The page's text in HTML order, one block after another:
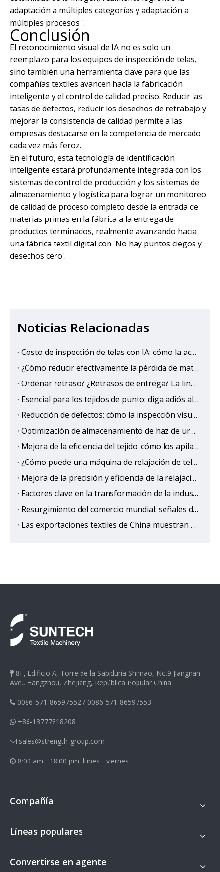
adaptación a múltiples categorías y adaptación a
múltiples procesos '.
Conclusión
El reconocimiento visual de IA no es solo un
reemplazo para los equipos de inspección de telas,
sino también una herramienta clave para que las
compañías textiles avancen hacia la fabricación
inteligente y el control de calidad preciso. Reducir las
tasas de defectos, reducir los desechos de retrabajo y
mejorar la consistencia de calidad permite a las
empresas destacarse en la competencia de mercado
cada vez más feroz.
En el futuro, esta tecnología de identificación
inteligente estará profundamente integrada con los
sistemas de control de producción y los sistemas de
almacenamiento y logística para lograr un monitoreo
de calidad de proceso completo desde la entrada de
materias primas en la fábrica a la entrega de
productos terminados, realmente avanzando hacia
una fábrica textil digital con 'No hay puntos ciegos y
desechos cero'.
Noticias Relacionadas
Costo de inspección de telas con IA: cómo la actualización al control de calidad automatizado ahorra dinero a largo plazo
¿Cómo reducir efectivamente la pérdida de material y el manejo de costos a través del apilador de haz?
Ordenar retraso? ¿Retrasos de entrega? La línea de inspección y empaque de telas inteligentes logra 'Lightning Fast '!
Esencial para los tejidos de punto: diga adiós al rizo y la contracción, y mejore la precisión de corte
Reducción de defectos: cómo la inspección visual de IA minimiza los desechos y el reelaboración en la producción textil？
Optimización de almacenamiento de haz de urdimbre: ¿Cómo elegir la solución adecuada para su molino de tejido?
Mejora de la eficiencia del tejido: cómo los apiladores de haz inteligentes reducen la intervención humana y los errores
¿Cómo puede una máquina de relajación de tela beneficiar a su fábrica de prendas?
Mejora de la precisión y eficiencia de la relajación de telas con medición de ancho en tiempo real
Factores clave en la transformación de la industria textil de Türkiye
Resurgimiento del comercio mundial: señales de crecimiento y riesgos futuros
Las exportaciones textiles de China muestran resiliencia a pesar de los vientos en contra globales
 8F, Edificio A, Torre de la Sabiduría Shimao, No.9 Jiangnan
Ave., Hangzhou, Zhejiang, República Popular China
 0086-571-86597552 / 0086-571-86597553
 +86-13777818208
 sales@strength-group.com
 8:00 am - 18:00 pm, lunes - viernes
Compañía
Líneas populares
Convertirse en agente